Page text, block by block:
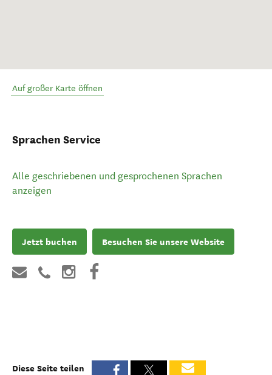
Auf großer Karte öffnen
Sprachen Service
Alle geschriebenen und gesprochenen Sprachen
anzeigen
Jetzt buchen Besuchen Sie unsere Website
Diese Seite teilen